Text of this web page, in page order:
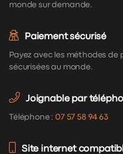
monde sur demande.
Paiement sécurisé
Payez avec les méthodes de
sécurisées au monde.
Joignable par
Téléphone :07 57 58 94 63
Site internet